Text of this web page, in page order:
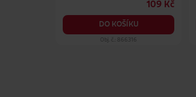
109 Kč
DO KOŠÍKU
Obj. č.: 866316